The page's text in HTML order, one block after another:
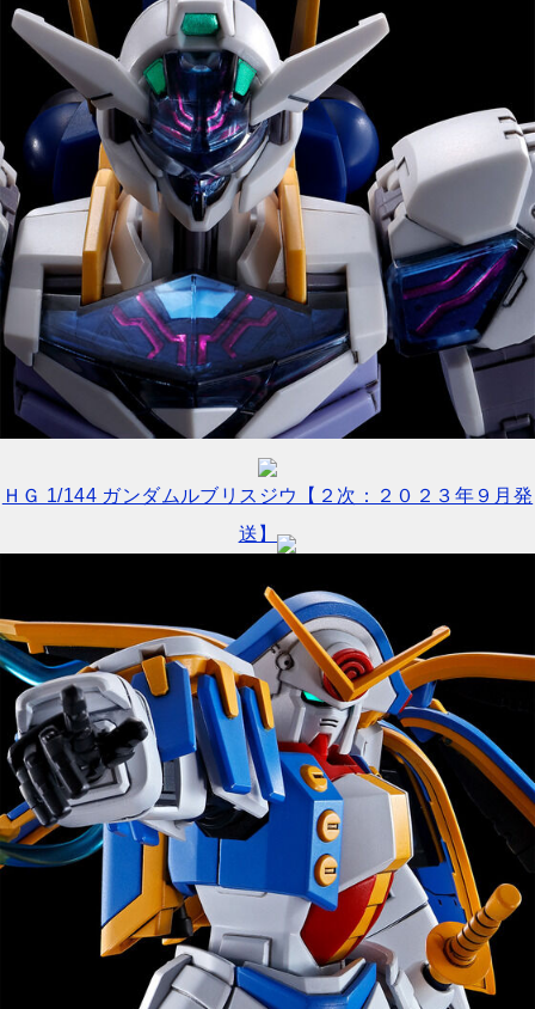
ＨＧ 1/144 ガンダムルブリスジウ【２次：２０２３年９月発
送】